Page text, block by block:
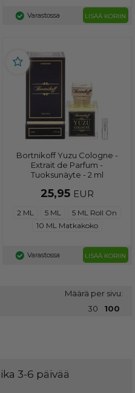
Varastossa LISÄÄ KORIIN
Bortnikoff Yuzu Cologne -
Extrait de Parfum -
Tuoksunäyte - 2 ml
25,95 EUR
2 ML 5 ML
5 ML Roll On
10 ML Matkakoko
Varastossa LISÄÄ KORIIN
Määrä per sivu:
30
100
3-6 päivää